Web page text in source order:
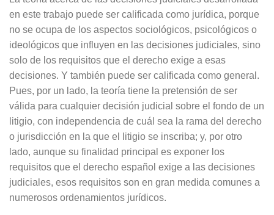
en este trabajo puede ser calificada como jurídica, porque
no se ocupa de los aspectos sociológicos, psicológicos o
ideológicos que influyen en las decisiones judiciales, sino
solo de los requisitos que el derecho exige a esas
decisiones. Y también puede ser calificada como general.
Pues, por un lado, la teoría tiene la pretensión de ser
válida para cualquier decisión judicial sobre el fondo de un
litigio, con independencia de cuál sea la rama del derecho
o jurisdicción en la que el litigio se inscriba; y, por otro
lado, aunque su finalidad principal es exponer los
requisitos que el derecho español exige a las decisiones
judiciales, esos requisitos son en gran medida comunes a
numerosos ordenamientos jurídicos.